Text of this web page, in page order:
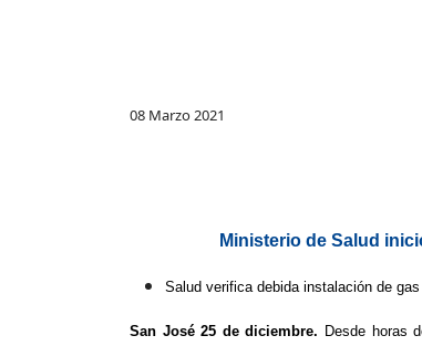
08 Marzo 2021
Ministerio de Salud
Salud verifica debida instalación de
San José 25 de diciembre. Desde horas